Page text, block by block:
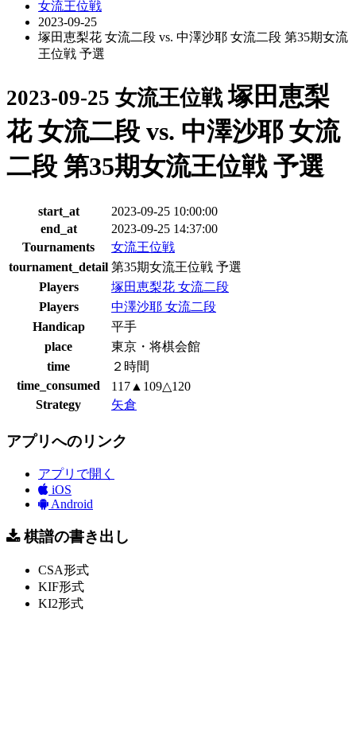
女流王位戦
2023-09-25
塚田恵梨花 女流二段 vs. 中澤沙耶 女流二段 第35期女流
王位戦 予選
2023-09-25 女流王位戦塚田恵梨
花 女流二段 vs. 中澤沙耶 女流
二段 第35期女流王位戦 予選
start_at
2023-09-25 10:00:00
end_at
2023-09-25 14:37:00
Tournaments
女流王位戦
tournament_detail 第35期女流王位戦 予選
Players
塚田恵梨花 女流二段
Players
中澤沙耶 女流二段
Handicap
平手
place
東京・将棋会館
time
２時間
time_consumed
117▲109△120
Strategy
矢倉
アプリへのリンク
アプリで開く
iOS
Android
棋譜の書き出し
CSA形式
KIF形式
KI2形式